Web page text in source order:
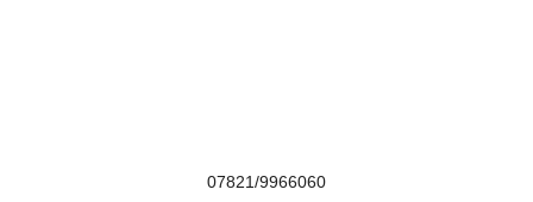
07821/9966060